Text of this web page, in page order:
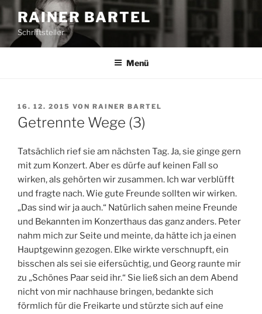
Z
m
I
RAINER BARTEL
Schriftsteller
Menü
V
E
R
F
E
N
I
C
A
M
16. 12. 2015 VON RAINER BARTEL
Getrennte Wege (3)
Tatsächlich rief sie am nächsten Tag. Ja, sie ginge gern
mit zum Konzert. Aber es dürfe auf keinen Fall so
wirken, als gehörten wir zusammen. Ich war verblüfft
und fragte nach. Wie gute Freunde sollten wir wirken.
„Das sind wir ja auch.“ Natürlich sahen meine Freunde
und Bekannten im Konzerthaus das ganz anders. Peter
nahm mich zur Seite und meinte, da hätte ich ja einen
Hauptgewinn gezogen. Elke wirkte verschnupft, ein
bisschen als sei sie eifersüchtig, und Georg raunte mir
zu „Schönes Paar seid ihr.“ Sie ließ sich an dem Abend
nicht von mir nachhause bringen, bedankte sich
förmlich für die Freikarte und stürzte sich auf eine